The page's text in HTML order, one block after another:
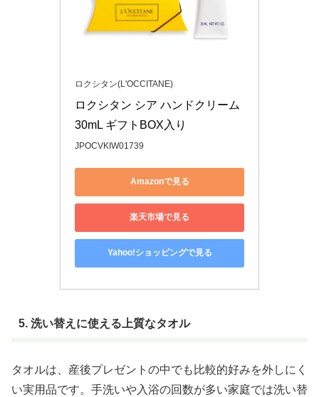
ロクシタン(L'OCCITANE)
ロクシタン シア ハンドクリーム
30mL ギフトBOX入り
JPOCVKIW01739
Amazonで見る
楽天市場で見る
Yahoo!ショッピングで見る
5. 洗い替えに使える上質なタオル
タオルは、産後プレゼントの中でも比較的好みを外しにく
い実用品です。手洗いや入浴の回数が多い家庭では洗い替